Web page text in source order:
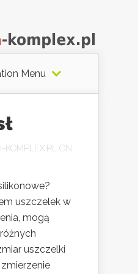
Menu
KOMPLEX.PL
ON
uszczelek w
mogą
uszczelki